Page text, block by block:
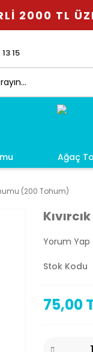
2000 TL
15
Ağaç
(200 Tohum)
Yorum Yap
Stok Kodu
75,00